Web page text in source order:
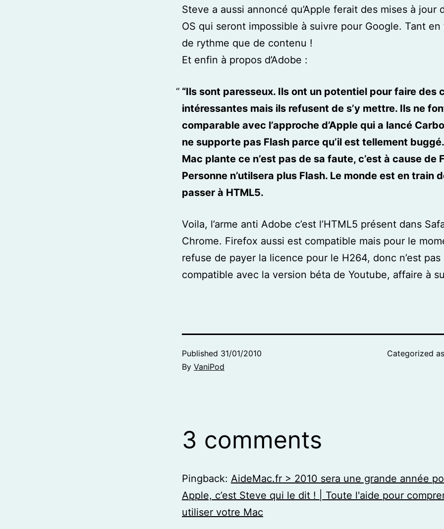
Steve a aussi annoncé qu’Apple ferait des mises à jour
OS qui seront impossible à suivre pour Google. Tant en
de rythme que de contenu !
Et enfin à propos d’Adobe :
“Ils sont paresseux. Ils ont un potentiel pour faire des
intéressantes mais ils refusent de s’y mettre. Ils ne
comparable avec l’approche d’Apple qui a lancé
ne supporte pas Flash parce qu’il est tellement
Mac plante ce n’est pas de sa faute, c’est à cause de
Personne n’utilsera plus Flash. Le monde est en train
passer à HTML5.
Voila, l’arme anti Adobe c’est l’HTML5 présent dans
Chrome. Firefox aussi est compatible mais pour le
refuse de payer la licence pour le H264, donc n’est pas
compatible avec la version béta de Youtube, affaire à
Published 31/01/2010
By VaniPod
Categorized as
3 comments
Pingback: AideMac.fr > 2010 sera une grande année
Apple, c’est Steve qui le dit ! | Toute l'aide pour
utiliser votre Mac